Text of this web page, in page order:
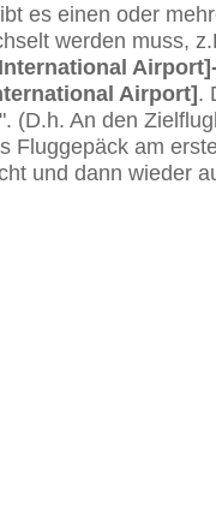
es einen oder
werden muss,
Airport].
(D.h. An den
Fluggepäck am
und dann wieder